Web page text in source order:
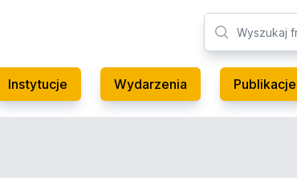
Instytucje Wydarzenia Publikacje